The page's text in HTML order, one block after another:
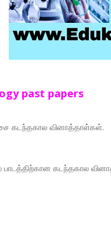
past papers
கடந்தகால வினாத்தாள்கள்.
பாடத்திற்கான கடந்தகால